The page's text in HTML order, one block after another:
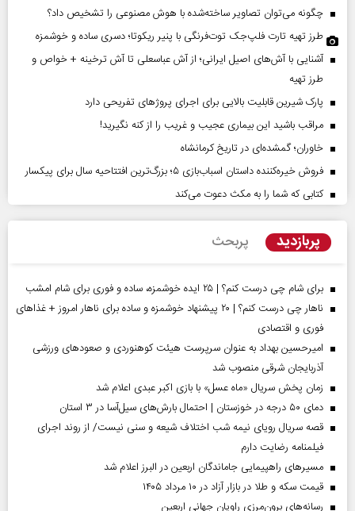
چگونه می‌توان تصاویر ساخته‌شده با هوش مصنوعی را تشخیص داد؟
طرز تهیه تارت فلپ‌جک توت‌فرنگی با پنیر ریکوتا؛ دسری ساده و خوشمزه
آشنایی با آش‌های اصیل ایرانی؛ از آش عباسعلی تا آش ترخینه + خواص و
طرز تهیه
پارک شیرین قابلیت‌ بالایی برای اجرای پروژهای تفریحی دارد
مراقب باشید این بیماری عجیب و غریب را از کنه نگیرید!
خاوران؛ گمشده‌ای در تاریخ کرمانشاه
فروش خیره‌کننده داستان اسباب‌بازی ۵؛ بزرگ‌ترین افتتاحیه سال برای پیکسار
کتابی که شما را به مکث دعوت می‌کند
پربازدید پربحث
برای شام چی درست کنم؟ | ۲۵ ایده خوشمزه، ساده و فوری برای شام امشب
ناهار چی درست کنم؟ | ۲۰ پیشنهاد خوشمزه و ساده برای ناهار امروز + غذاهای
فوری و اقتصادی
امیرحسین بهداد به عنوان سرپرست هیئت کوهنوردی و صعودهای ورزشی
آذربایجان شرقی منصوب شد
زمان پخش سریال «ماه عسل» با بازی اکبر عبدی اعلام شد
دمای ۵۰ درجه در خوزستان | احتمال بارش‌های سیل‌آسا در ۳ استان
قصه سریال رویای نیمه شب اختلاف شیعه و سنی نیست/ از روند اجرای
فیلمنامه رضایت دارم
مسیر‌های راهپیمایی جاماندگان اربعین در البرز اعلام شد
قیمت سکه و طلا در بازار آزاد در ۱۰ مرداد ۱۴۰۵
رسانه‌های برون‌مرزی راویان جهانی اربعین